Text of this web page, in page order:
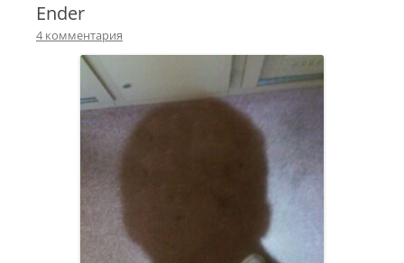
Ender
4 комментария